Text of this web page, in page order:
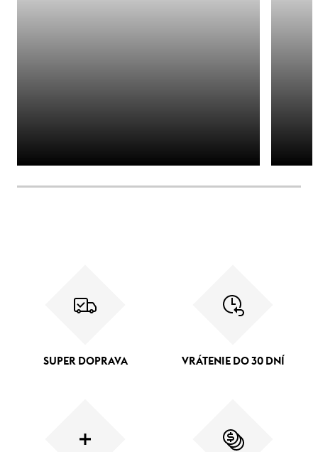
SUPER DOPRAVA VRÁTENIE DO 30 DNÍ